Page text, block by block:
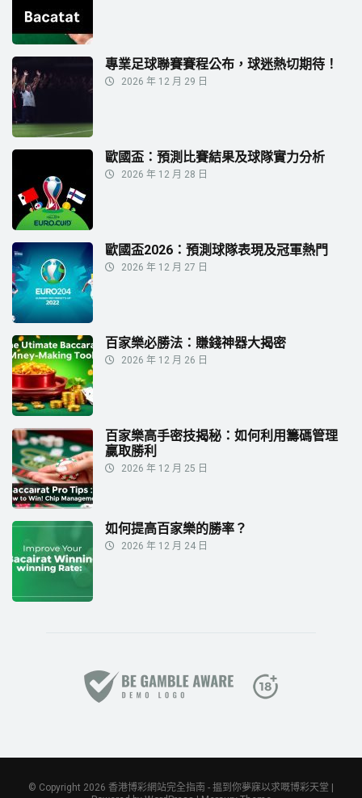
專業足球聯賽賽程公布，球迷熱切期待！
2026 年 12 月 29 日
歐國盃：預測比賽結果及球隊實力分析
2026 年 12 月 28 日
歐國盃2026：預測球隊表現及冠軍熱門
2026 年 12 月 27 日
百家樂必勝法：賺錢神器大揭密
2026 年 12 月 26 日
百家樂高手密技揭秘：如何利用籌碼管理
贏取勝利
2026 年 12 月 25 日
如何提高百家樂的勝率？
2026 年 12 月 24 日
© Copyright 2026 香港博彩網站完全指南 - 揾到你夢寐以求嘅博彩天堂 |